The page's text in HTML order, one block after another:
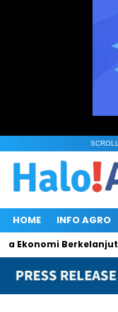
HOME INFO AGRO
Berkelanjutan